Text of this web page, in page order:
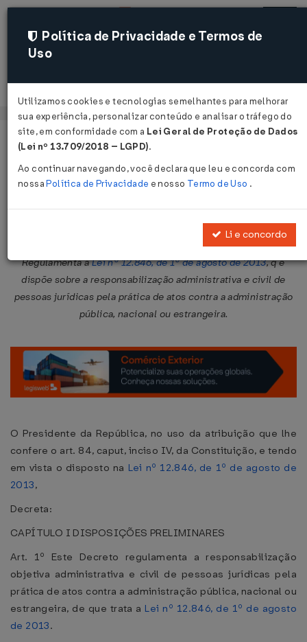
Acessar
Página Inicial Legislações
Decreto Nº 11129 DE 11/07/2022
Publicado no DOU em 12 jul 2022
Regulamenta aLei nº 12.846, de 1º de agosto de 2013, q e
dispõe sobre a responsabilização administrativa e civil de
pessoas jurídicas pela prática de atos contra a administração
pública, nacional ou estrangeira.
O Presidente da República, no uso da atribuição que lhe
confere o art. 84, caput, inciso IV, da Constituição, e tendo
em vista o disposto na Lei nº 12.846, de 1º de agosto de
2013,
Decreta:
CAPÍTULO I DISPOSIÇÕES PRELIMINARES
Art. 1º Este Decreto regulamenta a responsabilização
objetiva administrativa e civil de pessoas jurídicas pela
prática de atos contra a administração pública, nacional ou
estrangeira, de que trata a Lei nº 12.846, de 1º de agosto
de 2013.
Política de Privacidade e Termos de
Uso
Utilizamos cookies e tecnologias semelhantes para melhorar
sua experiência, personalizar conteúdo e analisar o tráfego do
site, em conformidade com a Lei Geral de Proteção de Dados
(Lei nº 13.709/2018 – LGPD).
Ao continuar navegando, você declara que leu e concorda com
nossaPolítica de Privacidade e nosso Termo de Uso .
Li e concordo